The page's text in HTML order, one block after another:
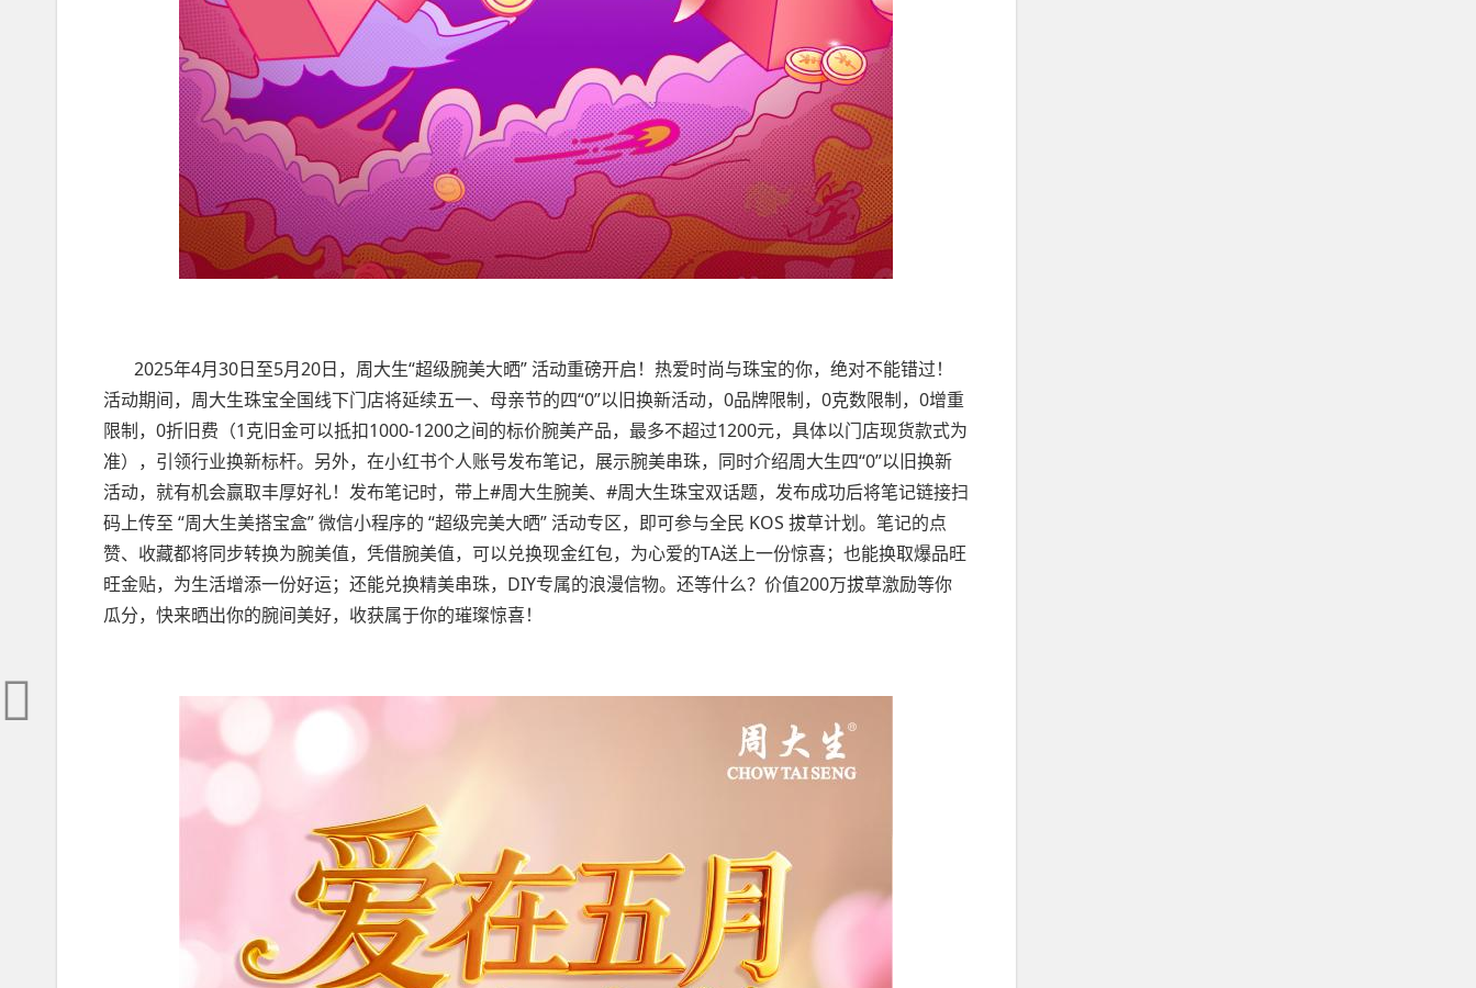
2025年4月30日至5月20日，周大生“超级腕美大晒” 活动重磅开启！热爱时尚与珠宝的你，绝对不能错过！
活动期间，周大生珠宝全国线下门店将延续五一、母亲节的四“0”以旧换新活动，0品牌限制，0克数限制，0增重
限制，0折旧费（1克旧金可以抵扣1000-1200之间的标价腕美产品，最多不超过1200元，具体以门店现货款式为
准），引领行业换新标杆。另外，在小红书个人账号发布笔记，展示腕美串珠，同时介绍周大生四“0”以旧换新
活动，就有机会赢取丰厚好礼！发布笔记时，带上#周大生腕美、#周大生珠宝双话题，发布成功后将笔记链接扫
码上传至 “周大生美搭宝盒” 微信小程序的 “超级完美大晒” 活动专区，即可参与全民 KOS 拔草计划。笔记的点
赞、收藏都将同步转换为腕美值，凭借腕美值，可以兑换现金红包，为心爱的TA送上一份惊喜；也能换取爆品旺
旺金贴，为生活增添一份好运；还能兑换精美串珠，DIY专属的浪漫信物。还等什么？价值200万拔草激励等你
瓜分，快来晒出你的腕间美好，收获属于你的璀璨惊喜！